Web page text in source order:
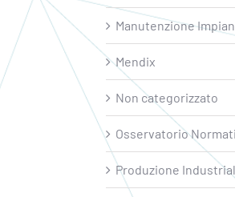
Manutenzione
Mendix
Non categorizzato
Osservatorio
Produzione